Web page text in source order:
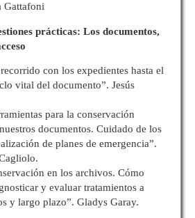
Gattafoni
prácticas: Los documentos,
con los expedientes hasta el
vital del documento”. Jesús
para la conservación
documentos. Cuidado de los
de planes de emergencia”.
en los archivos. Cómo
y evaluar tratamientos a
y largo plazo”. Gladys Garay.